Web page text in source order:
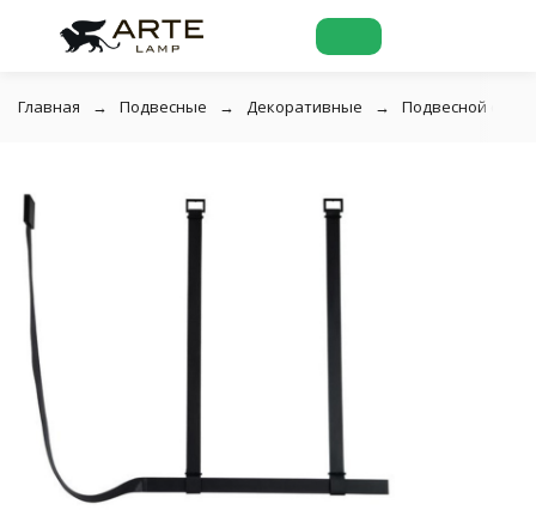
Главная Подвесные Декоративные Подвесной